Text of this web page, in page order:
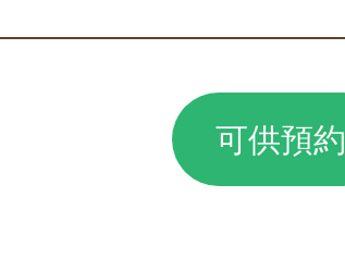
可供預約